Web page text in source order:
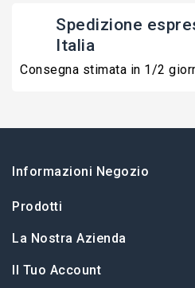
Spedizione
Italia
Consegna stimata in 1/2
Informazioni Negozio
Prodotti
La Nostra Azienda
Il Tuo Account